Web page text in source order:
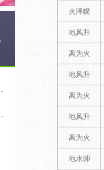
火泽睽
地风升
离为火
地风升
离为火
地风升
离为火
地水师